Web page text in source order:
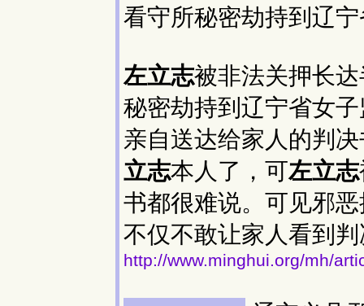
看守所秘密劫持到辽
左立志被非法关押长
秘密劫持到辽宁省女
亲自送达给家人的判
立志本人了，可左立志
书都很难说。可见邪
不仅不敢让家人看到
http://www.minghui.org/mh/